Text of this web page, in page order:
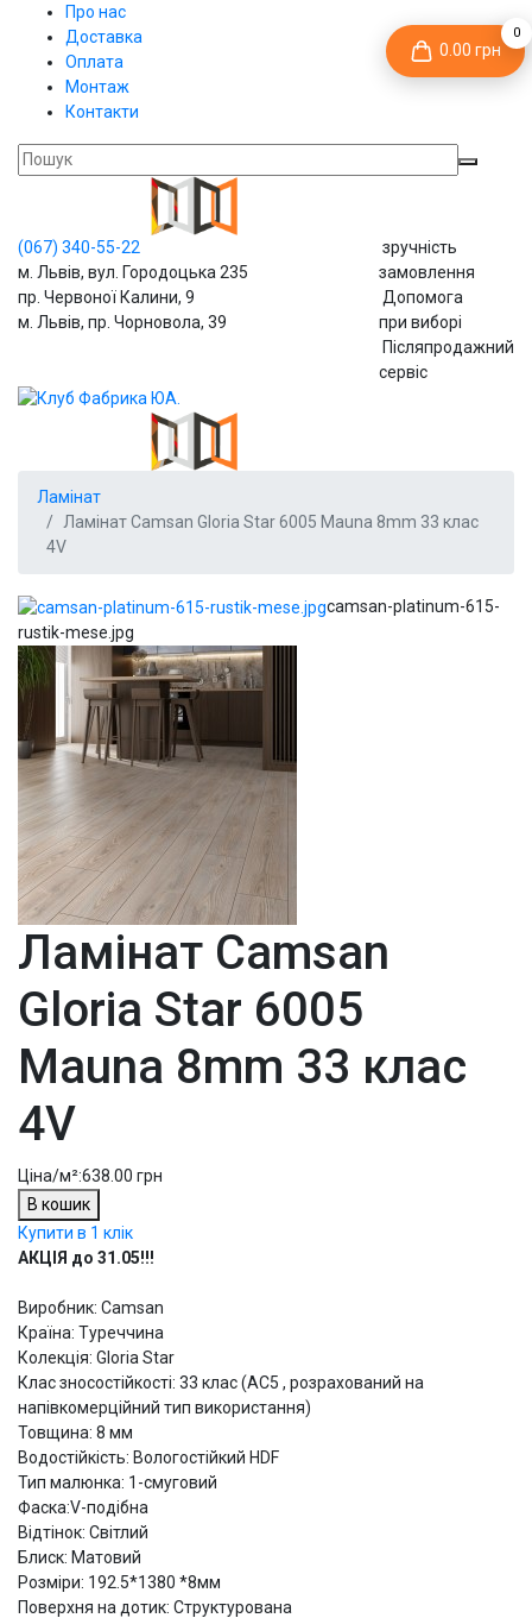
Про нас
Доставка
Оплата
Монтаж
Контакти
0.00 грн
0
(067) 340-55-22
м. Львів, вул. Городоцька 235
пр. Червоної Калини, 9
м. Львів, пр. Чорновола, 39
зручність
замовлення
Допомога
при виборі
Післяпродажний
сервіс
Ламінат
Ламінат Camsan Gloria Star 6005 Mauna 8mm 33 клас
4V
camsan-platinum-615-
rustik-mese.jpg
Ламінат Camsan
Gloria Star 6005
Mauna 8mm 33 клас
4V
Ціна/м²:638.00 грн
В кошик
Купити в 1 клік
АКЦІЯ до 31.05!!!
Виробник: Camsan
Країна: Туреччина
Колекція: Gloria Star
Клас зносостійкості: 33 клас (АС5 , розрахований на
напівкомерційний тип використання)
Товщина: 8 мм
Водостійкість: Вологостійкий HDF
Тип малюнка: 1-смуговий
Фаска:V-подібна
Відтінок: Світлий
Блиск: Матовий
Розміри: 192.5*1380 *8мм
Поверхня на дотик: Структурована